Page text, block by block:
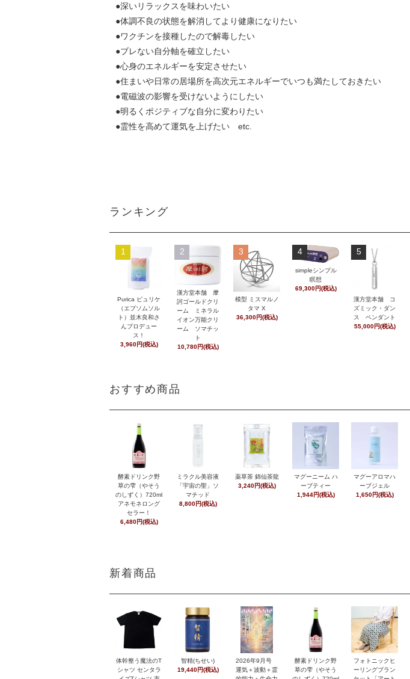
●深いリラックスを味わいたい
●体調不良の状態を解消してより健康になりたい
●ワクチンを接種したので解毒したい
●ブレない自分軸を確立したい
●心身のエネルギーを安定させたい
●住まいや日常の居場所を高次元エネルギーでいつも満たしておきたい
●電磁波の影響を受けないようにしたい
●明るくポジティブな自分に変わりたい
●霊性を高めて運気を上げたい etc.
ランキング
1
Purica ピュリケ
（エプソムソル
ト）並木良和さ
んプロデュー
ス！
3,960円(税込)
2
漢方堂本舗 摩
訶ゴールドクリ
ーム ミネラル
イオン万能クリ
ーム ソマチッ
ト
10,780円(税込)
3
模型 ミスマルノ
タマ X
36,300円(税込)
4
simpleシンプル
瞑想
69,300円(税込)
5
漢方堂本舗 コ
ズミック・ダン
ス ペンダント
55,000円(税込)
おすすめ商品
酵素ドリンク野
草の雫（やそう
のしずく）720ml
アネモネロング
セラー！
6,480円(税込)
ミラクル美容液
「宇宙の聖」ソ
マチッド
8,800円(税込)
薬草茶 錦仙茶龍
3,240円(税込)
マグーニーム ハ
ーブティー
1,944円(税込)
マグーアロマハ
ーブジェル
1,650円(税込)
新着商品
体幹整う魔法のT
シャツ センタラ
智精(ちせい)
19,440円(税込)
2026年9月号
運気＋波動＋霊
酵素ドリンク野
草の雫（やそう
フォトニックヒ
ーリングブラン